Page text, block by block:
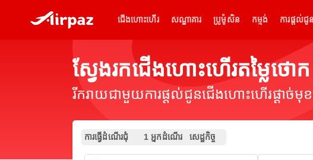
ជើងហោះហើរ សណ្ឋាគារ ប្រូម៉ូសិន កម្មង់ ការផ្តល់ជូ
ស្វែងរកជើងហោះហើរតម្លៃថ
រីករាយជាមួយការផ្តល់ជូនជើងហោះហើរផ្តាច់
ការធ្វើដំណើរជុំ 1 អ្នកដំណើរ សេដ្ឋកិច្ច